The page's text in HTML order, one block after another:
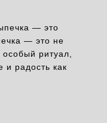
— это
— это не
ритуал,
и радость как